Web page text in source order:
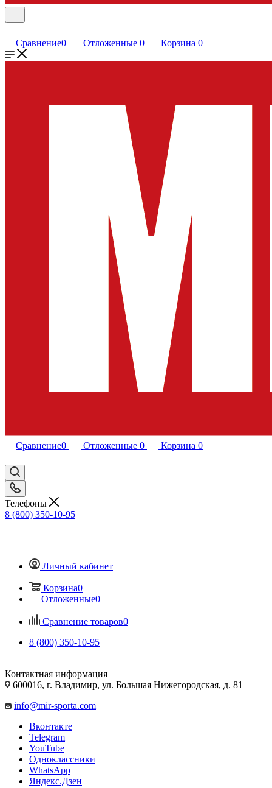
Сравнение0 Отложенные 0 Корзина 0
Сравнение0 Отложенные 0 Корзина 0
Телефоны
8 (800) 350-10-95
Личный кабинет
Корзина0
Отложенные0
Сравнение товаров0
8 (800) 350-10-95
Контактная информация
600016, г. Владимир, ул. Большая Нижегородская, д. 81
info@mir-sporta.com
Вконтакте
Telegram
YouTube
Одноклассники
WhatsApp
Яндекс.Дзен